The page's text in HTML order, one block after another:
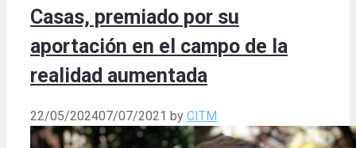
Casas, premiado por su
aportación en el campo de la
realidad aumentada
22/05/202407/07/2021 by CITM